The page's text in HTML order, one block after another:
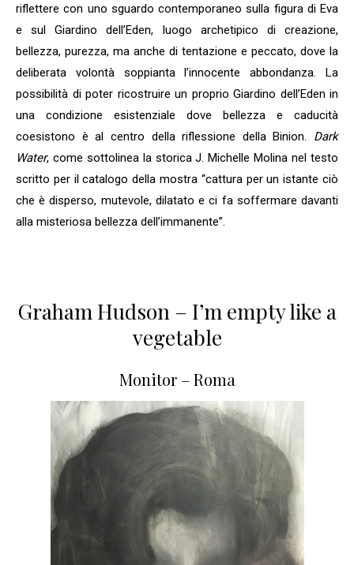
riflettere con uno sguardo contemporaneo sulla figura di Eva
e sul Giardino dell’Eden, luogo archetipico di creazione,
bellezza, purezza, ma anche di tentazione e peccato, dove la
deliberata volontà soppianta l’innocente abbondanza. La
possibilità di poter ricostruire un proprio Giardino dell’Eden in
una condizione esistenziale dove bellezza e caducità
coesistono è al centro della riflessione della Binion. Dark
Water, come sottolinea la storica J. Michelle Molina nel testo
scritto per il catalogo della mostra “cattura per un istante ciò
che è disperso, mutevole, dilatato e ci fa soffermare davanti
alla misteriosa bellezza dell’immanente”.
Graham Hudson – I’m empty like a
vegetable
Monitor – Roma